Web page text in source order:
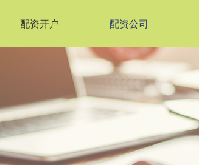
配资开户 配资公司